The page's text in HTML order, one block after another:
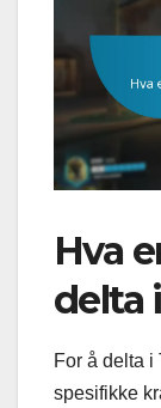
Hva
delta
For å delta i
spesifikke